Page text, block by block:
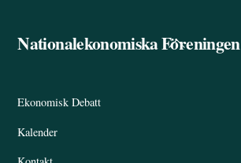
Back
Nationalekonomiska Föreningen
Ekonomisk Debatt
Kalender